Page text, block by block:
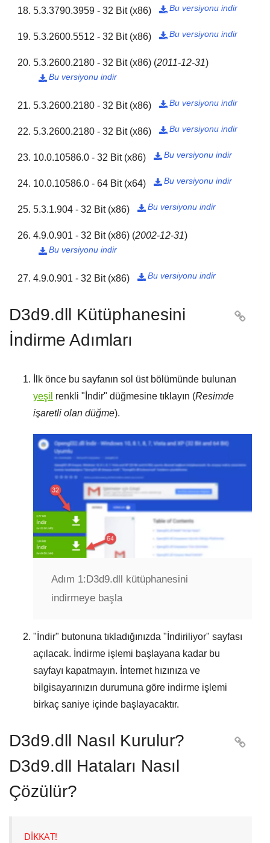
5.3.3790.3959 - 32 Bit (x86) Bu versiyonu indir

5.3.2600.5512 - 32 Bit (x86) Bu versiyonu indir

5.3.2600.2180 - 32 Bit (x86) (2011-12-31)
Bu versiyonu indir

5.3.2600.2180 - 32 Bit (x86) Bu versiyonu indir

5.3.2600.2180 - 32 Bit (x86) Bu versiyonu indir

10.0.10586.0 - 32 Bit (x86) Bu versiyonu indir

10.0.10586.0 - 64 Bit (x64) Bu versiyonu indir

5.3.1.904 - 32 Bit (x86) Bu versiyonu indir

4.9.0.901 - 32 Bit (x86) (2002-12-31)
Bu versiyonu indir

4.9.0.901 - 32 Bit (x86) Bu versiyonu indir

D3d9.dll Kütüphanesini
İndirme Adımları

İlk önce bu sayfanın sol üst bölümünde bulunan
yeşil renkli " İndir" düğmesine tıklayın (Resimde
işaretli olan düğme).
Adım 1:D3d9.dll kütüphanesini
indirmeye başla
" İndir" butonuna tıkladığınızda " İndiriliyor" sayfası
açılacak. İndirme işlemi başlayana kadar bu
sayfayı kapatmayın. İnternet hızınıza ve
bilgisayarınızın durumuna göre indirme işlemi
birkaç saniye içinde başlayacaktır.
D3d9.dll Nasıl Kurulur?
D3d9.dll Hataları Nasıl
Çözülür?

DİKKAT!